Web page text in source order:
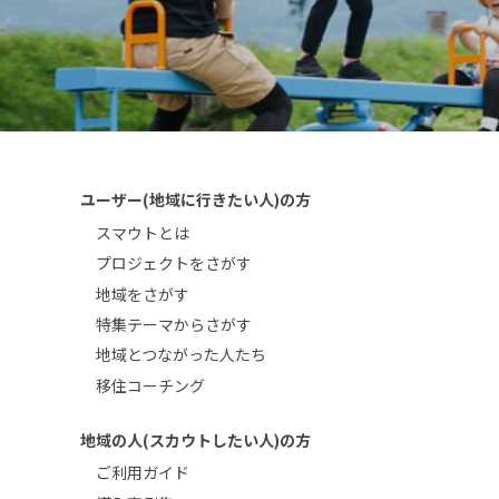
ユーザー(地域に行きたい人)の方
スマウトとは
プロジェクトをさがす
地域をさがす
特集テーマからさがす
地域とつながった人たち
移住コーチング
地域の人(スカウトしたい人)の方
ご利用ガイド